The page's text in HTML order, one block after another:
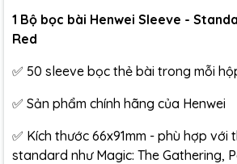
1 Bộ bọc bài Henwei Sleeve -
Red
✅ 50 sleeve bọc thẻ bài trong mỗi
✅ Sản phẩm chính hãng của Henwei
✅ Kích thước 66x91mm - phù hợp với
standard như Magic: The Gathering,